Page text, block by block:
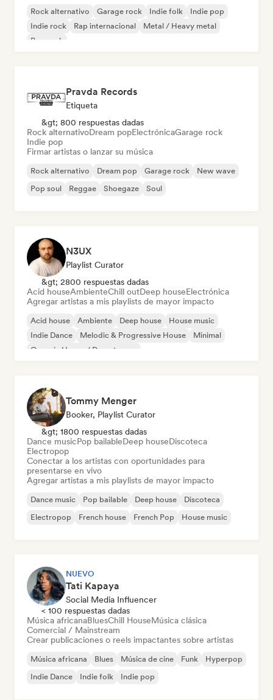
Rock alternativo Garage rock Indie folk
Indie pop
Indie rock
Rap internacional
Metal / Heavy metal
Pop rock
Pravda Records
Etiqueta
&gt; 800 respuestas dadas
Rock alternativoDream popElectrónicaGarage rock
Indie pop
Firmar artistas o lanzar su música
Rock alternativo Dream pop Garage rock
New wave
Pop soul
Reggae Shoegaze Soul
N3UX
Playlist Curator
&gt; 2800 respuestas dadas
Acid houseAmbienteChill outDeep houseElectrónica
Agregar artistas a mis playlists de mayor impacto
Acid house Ambiente Deep house
House music
Indie Dance
Melodic & Progressive House
Minimal
Organic House / Downtempo
Tommy Menger
Booker, Playlist Curator
&gt; 1800 respuestas dadas
Dance musicPop bailableDeep houseDiscoteca
Electropop
Conectar a los artistas con oportunidades para
presentarse en vivo
Agregar artistas a mis playlists de mayor impacto
Dance music Pop bailable Deep house
Discoteca
Electropop
French house French Pop House music
NUEVO
Tati Kapaya
Social Media Influencer
< 100 respuestas dadas
Música africanaBluesChill HouseMúsica clásica
Comercial / Mainstream
Crear publicaciones o reels impactantes sobre artistas
Música africana Blues Música de cine Funk
Hyperpop
Indie Dance
Indie folk Indie pop